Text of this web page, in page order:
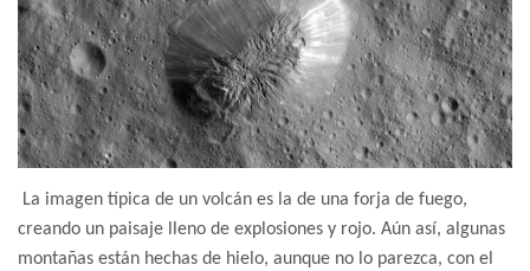
La imagen típica de un volcán es la de una forja de fuego,
creando un paisaje lleno de explosiones y rojo. Aún así, algunas
montañas están hechas de hielo, aunque no lo parezca, con el